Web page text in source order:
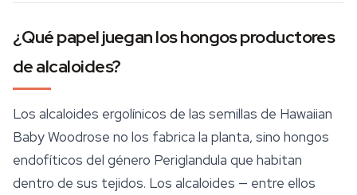
¿Qué papel juegan los hongos productores
de alcaloides?
Los alcaloides ergolínicos de las semillas de Hawaiian
Baby Woodrose no los fabrica la planta, sino hongos
endofíticos del género Periglandula que habitan
dentro de sus tejidos. Los alcaloides — entre ellos